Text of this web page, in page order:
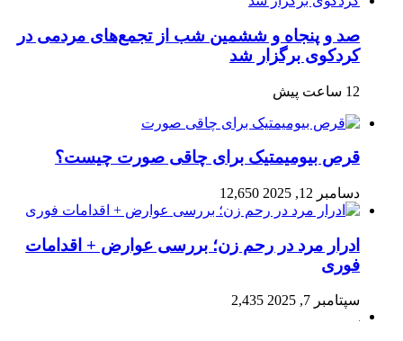
صد و پنجاه‌ و ششمین شب از تجمع‌های مردمی در
کردکوی برگزار شد
12 ساعت پیش
قرص بیومیمتیک برای چاقی صورت چیست؟
دسامبر 12, 2025 12,650
ادرار مرد در رحم زن؛ بررسی عوارض + اقدامات
فوری
سپتامبر 7, 2025 2,435